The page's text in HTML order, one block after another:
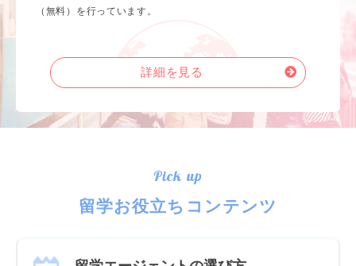
（無料）を行っています。
詳細を見る
Pick up
留学お役立ちコンテンツ